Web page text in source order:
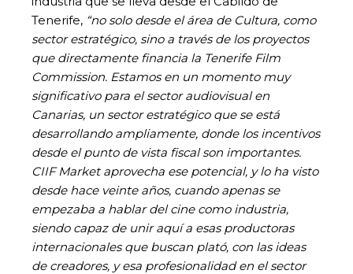
Tenerife, “no solo desde el área de Cultura, como
sector estratégico, sino a través de los proyectos
que directamente financia la Tenerife Film
Commission. Estamos en un momento muy
significativo para el sector audiovisual en
Canarias, un sector estratégico que se está
desarrollando ampliamente, donde los incentivos
desde el punto de vista fiscal son importantes.
CIIF Market aprovecha ese potencial, y lo ha visto
desde hace veinte años, cuando apenas se
empezaba a hablar del cine como industria,
siendo capaz de unir aquí a esas productoras
internacionales que buscan plató, con las ideas
de creadores, y esa profesionalidad en el sector